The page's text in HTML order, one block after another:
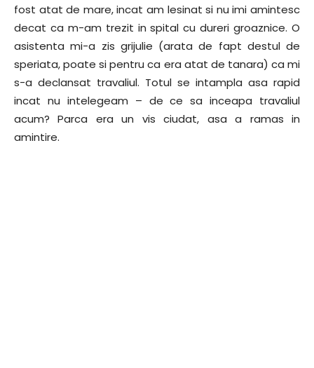
fost atat de mare, incat am lesinat si nu imi amintesc
decat ca m-am trezit in spital cu dureri groaznice. O
asistenta mi-a zis grijulie (arata de fapt destul de
speriata, poate si pentru ca era atat de tanara) ca mi
s-a declansat travaliul. Totul se intampla asa rapid
incat nu intelegeam – de ce sa inceapa travaliul
acum? Parca era un vis ciudat, asa a ramas in
amintire.